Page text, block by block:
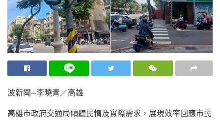
波新聞─李曉青／高雄
高雄市政府交通局傾聽民情及實際需求，展現效率回應市民